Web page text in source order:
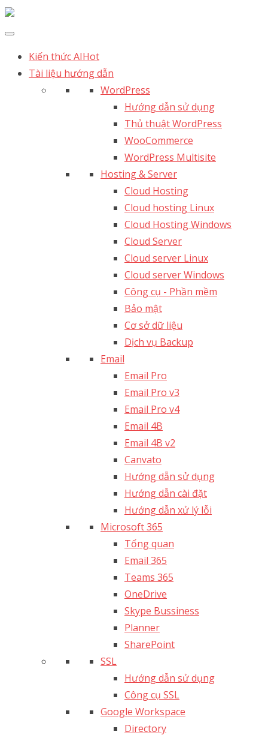
Kiến thức AIHot
Tài liệu hướng dẫn
WordPress
Hướng dẫn sử dụng
Thủ thuật WordPress
WooCommerce
WordPress Multisite
Hosting & Server
Cloud Hosting
Cloud hosting Linux
Cloud Hosting Windows
Cloud Server
Cloud server Linux
Cloud server Windows
Công cụ - Phần mềm
Bảo mật
Cơ sở dữ liệu
Dịch vụ Backup
Email
Email Pro
Email Pro v3
Email Pro v4
Email 4B
Email 4B v2
Canvato
Hướng dẫn sử dụng
Hướng dẫn cài đặt
Hướng dẫn xử lý lỗi
Microsoft 365
Tổng quan
Email 365
Teams 365
OneDrive
Skype Bussiness
Planner
SharePoint
SSL
Hướng dẫn sử dụng
Công cụ SSL
Google Workspace
Directory